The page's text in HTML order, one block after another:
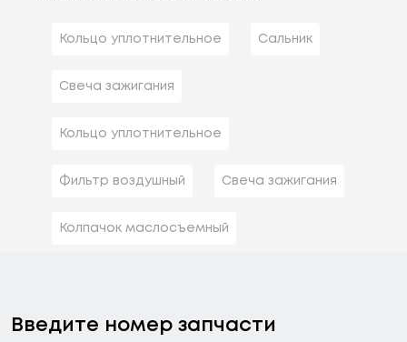
Кольцо уплотнительное Сальник
Свеча зажигания
Кольцо уплотнительное
Фильтр воздушный Свеча зажигания
Колпачок маслосъемный
Введите номер запчасти